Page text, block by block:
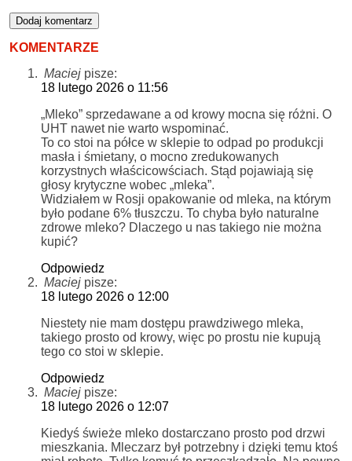
KOMENTARZE
Maciej pisze:
18 lutego 2026 o 11:56
„Mleko” sprzedawane a od krowy mocna się różni. O
UHT nawet nie warto wspominać.
To co stoi na półce w sklepie to odpad po produkcji
masła i śmietany, o mocno zredukowanych
korzystnych właścicowściach. Stąd pojawiają się
głosy krytyczne wobec „mleka”.
Widziałem w Rosji opakowanie od mleka, na którym
było podane 6% tłuszczu. To chyba było naturalne
zdrowe mleko? Dlaczego u nas takiego nie można
kupić?
Odpowiedz
Maciej pisze:
18 lutego 2026 o 12:00
Niestety nie mam dostępu prawdziwego mleka,
takiego prosto od krowy, więc po prostu nie kupują
tego co stoi w sklepie.
Odpowiedz
Maciej pisze:
18 lutego 2026 o 12:07
Kiedyś świeże mleko dostarczano prosto pod drzwi
mieszkania. Mleczarz był potrzebny i dzięki temu ktoś